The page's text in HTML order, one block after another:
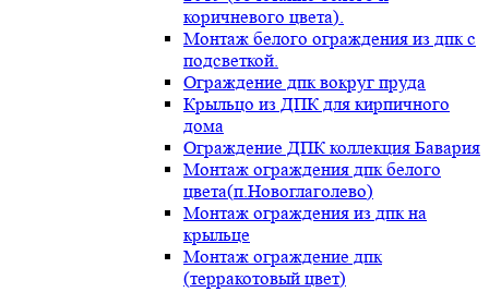
коричневого цвета).
Монтаж белого ограждения из дпк с
подсветкой.
Ограждение дпк вокруг пруда
Крыльцо из ДПК для кирпичного
дома
Ограждение ДПК коллекция Бавария
Монтаж ограждения дпк белого
цвета(п.Новоглаголево)
Монтаж ограждения из дпк на
крыльце
Монтаж ограждение дпк
(терракотовый цвет)